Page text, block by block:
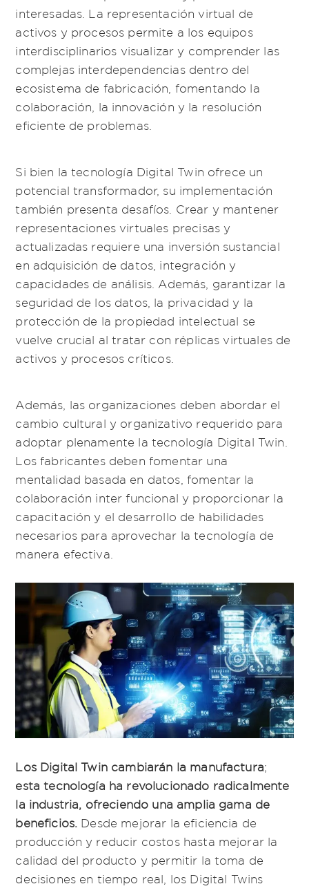
interesadas. La representación virtual de
activos y procesos permite a los equipos
interdisciplinarios visualizar y comprender las
complejas interdependencias dentro del
ecosistema de fabricación, fomentando la
colaboración, la innovación y la resolución
eficiente de problemas.
Si bien la tecnología Digital Twin ofrece un
potencial transformador, su implementación
también presenta desafíos. Crear y mantener
representaciones virtuales precisas y
actualizadas requiere una inversión sustancial
en adquisición de datos, integración y
capacidades de análisis. Además, garantizar la
seguridad de los datos, la privacidad y la
protección de la propiedad intelectual se
vuelve crucial al tratar con réplicas virtuales de
activos y procesos críticos.
Además, las organizaciones deben abordar el
cambio cultural y organizativo requerido para
adoptar plenamente la tecnología Digital Twin.
Los fabricantes deben fomentar una
mentalidad basada en datos, fomentar la
colaboración inter funcional y proporcionar la
capacitación y el desarrollo de habilidades
necesarios para aprovechar la tecnología de
manera efectiva.
Los Digital Twin cambiarán la manufactura;
esta tecnología ha revolucionado radicalmente
la industria, ofreciendo una amplia gama de
beneficios. Desde mejorar la eficiencia de
producción y reducir costos hasta mejorar la
calidad del producto y permitir la toma de
decisiones en tiempo real, los Digital Twins